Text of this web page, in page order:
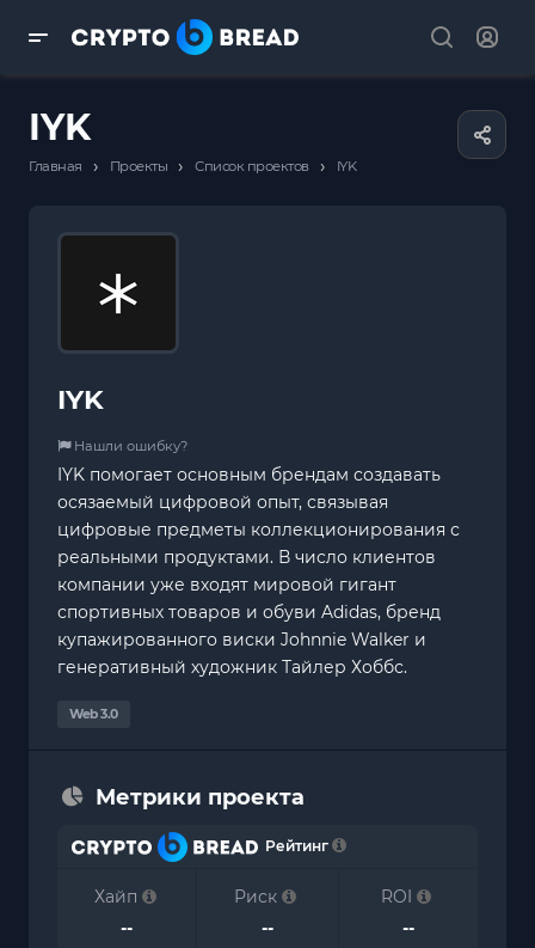
IYK
Главная › Проекты › Список проектов › IYK
IYK
Нашли ошибку?
IYK помогает основным брендам создавать
осязаемый цифровой опыт, связывая
цифровые предметы коллекционирования с
реальными продуктами. В число клиентов
компании уже входят мировой гигант
спортивных товаров и обуви Adidas, бренд
купажированного виски Johnnie Walker и
генеративный художник Тайлер Хоббс.
Web 3.0
Метрики проекта
Рейтинг
Хайп
--
Риск
--
ROI
--